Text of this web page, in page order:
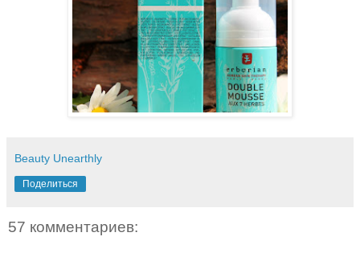
Beauty Unearthly
Поделиться
57 комментариев: